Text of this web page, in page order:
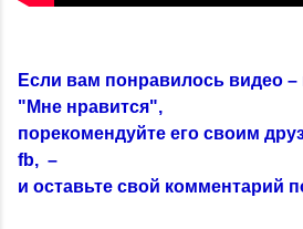
Если вам понравилось видео –
"Мне нравится",
порекомендуйте его своим
fb, –
и оставьте свой комментарий